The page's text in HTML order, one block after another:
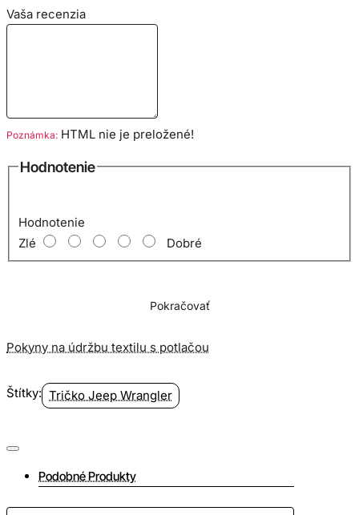
Vaša recenzia
Poznámka: HTML nie je preložené!
Hodnotenie
Hodnotenie
Zlé
Dobré
Pokračovať
Pokyny na údržbu textilu s potlačou
Štítky: Tričko Jeep Wrangler
Podobné Produkty